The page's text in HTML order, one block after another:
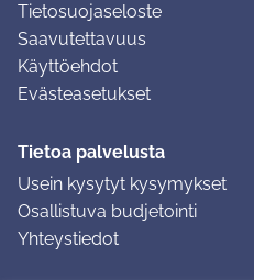
Tietosuojaseloste
Saavutettavuus
Käyttöehdot
Evästeasetukset
Tietoa palvelusta
Usein kysytyt kysymykset
Osallistuva budjetointi
Yhteystiedot